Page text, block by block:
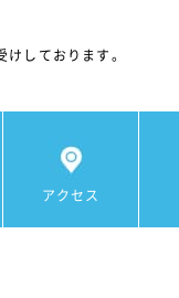
しております。
アクセス